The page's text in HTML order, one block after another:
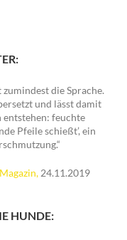
die Sprache.
und lässt damit
entstehen: feuchte
Pfeile schießt’, ein
24.11.2019
HUNDE: